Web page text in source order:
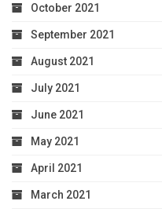
October 2021
September 2021
August 2021
July 2021
June 2021
May 2021
April 2021
March 2021